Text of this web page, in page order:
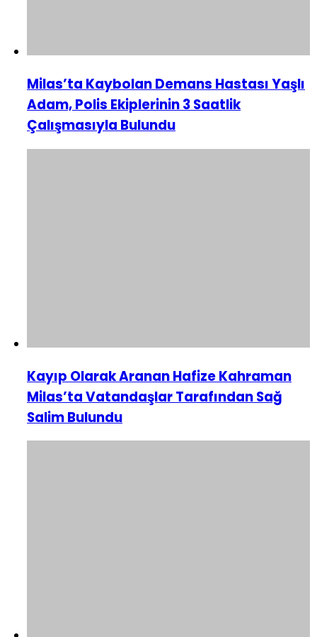
Milas’ta Kaybolan Demans Hastası Yaşlı
Adam, Polis Ekiplerinin 3 Saatlik
Çalışmasıyla Bulundu
Kayıp Olarak Aranan Hafize Kahraman
Milas’ta Vatandaşlar Tarafından Sağ
Salim Bulundu